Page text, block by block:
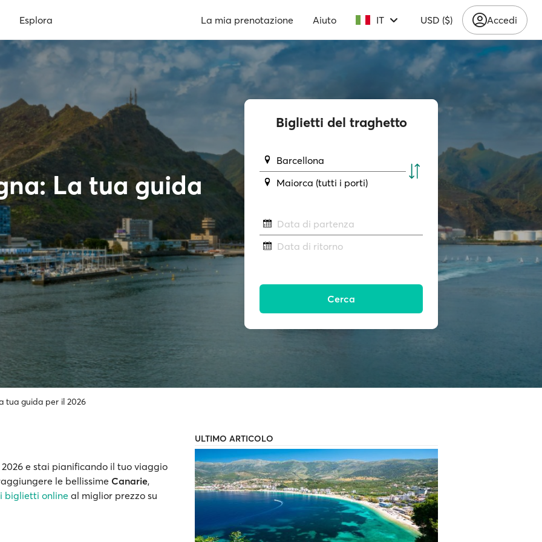
Esplora La mia prenotazione Aiuto IT USD ($) Accedi
La tua guida
Biglietti del traghetto
Barcellona
Maiorca (tutti i porti)
Data di partenza
Data di ritorno
Cerca
tua guida per il 2026
e stai pianificando il tuo viaggio
le bellissime Canarie,
biglietti onlineal miglior prezzo su
ULTIMO ARTICOLO